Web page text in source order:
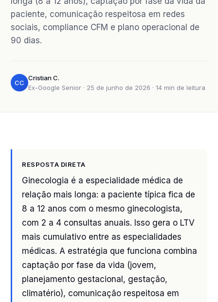
paciente, comunicação respeitosa em redes
sociais, compliance CFM e plano operacional de
90 dias.
CC
Cristian C.
Ex-Google Senior · 25 de junho de 2026 · 14 min de leitura
RESPOSTA DIRETA
Ginecologia é a especialidade médica de
relação mais longa: a paciente típica fica de
8 a 12 anos com o mesmo ginecologista,
com 2 a 4 consultas anuais. Isso gera o LTV
mais cumulativo entre as especialidades
médicas. A estratégia que funciona combina
captação por fase da vida (jovem,
planejamento gestacional, gestação,
climatério), comunicação respeitosa em